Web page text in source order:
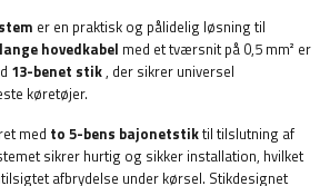
er en praktisk og pålidelig løsning til
hovedkabel med et tværsnit på 0,5 mm² er
13-benet stik, der sikrer universel
køretøjer.
med to 5-bens bajonetstiktil tilslutning af
sikrer hurtig og sikker installation, hvilket
afbrydelse under kørsel. Stikdesignet